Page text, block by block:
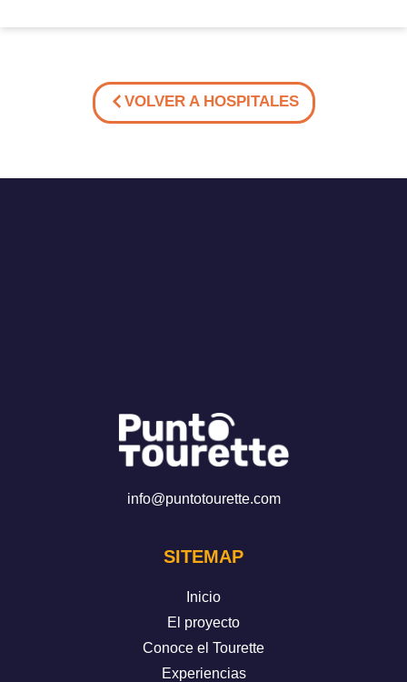
VOLVER A HOSPITALES
info@puntotourette.com
SITEMAP
Inicio
El proyecto
Conoce el Tourette
Experiencias